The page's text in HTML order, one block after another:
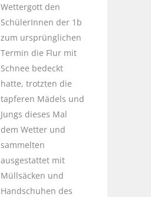
Wettergott den
SchülerInnen der 1b
zum ursprünglichen
Termin die Flur mit
Schnee bedeckt
hatte, trotzten die
tapferen Mädels und
Jungs dieses Mal
dem Wetter und
sammelten
ausgestattet mit
Müllsäcken und
Handschuhen des